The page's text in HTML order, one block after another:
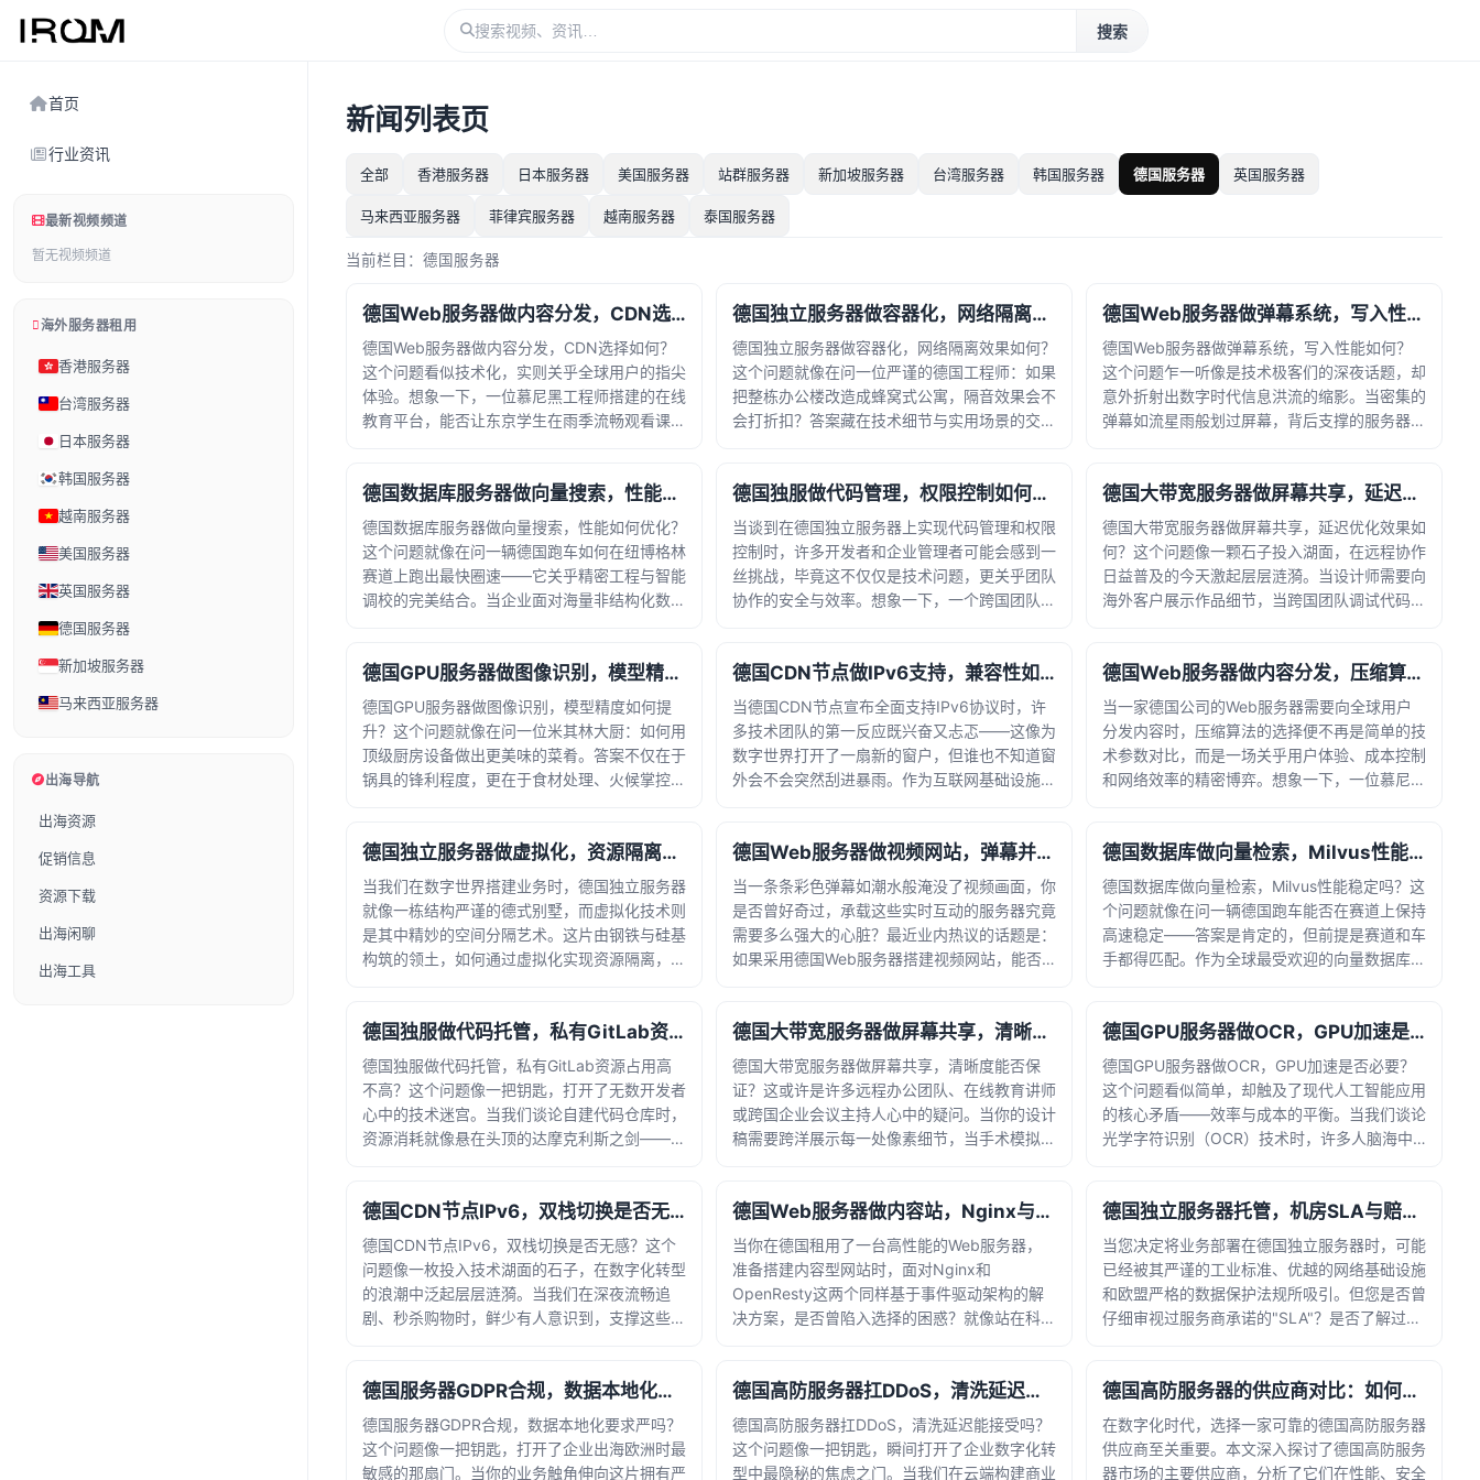
搜索
首页
行业资讯
最新视频频道
暂无视频频道
海外服务器租用
香港服务器
台湾服务器
日本服务器
韩国服务器
越南服务器
美国服务器
英国服务器
德国服务器
新加坡服务器
马来西亚服务器
出海导航
出海资源
促销信息
资源下载
出海闲聊
出海工具
新闻列表页
全部 香港服务器 日本服务器 美国服务器 站群服务器 新加坡服务器 台湾服务器 韩国服务器 德国服务器 英国服务器
马来西亚服务器 菲律宾服务器 越南服务器 泰国服务器
当前栏目：德国服务器
德国Web服务器做内容分发，CDN选择如何？
德国Web服务器做内容分发，CDN选择如何？
这个问题看似技术化，实则关乎全球用户的指尖
体验。想象一下，一位慕尼黑工程师搭建的在线
教育平台，能否让东京学生在雨季流畅观看课
张无形网络的经纬之间。德国作... · 时间：
2026-08-06 07:50:01
德国独立服务器做容器化，网络隔离效果如何？
德国独立服务器做容器化，网络隔离效果如何？
这个问题就像在问一位严谨的德国工程师：如果
把整栋办公楼改造成蜂窝式公寓，隔音效果会不
会打折扣？答案藏在技术细节与实用场景的交叉
立房间，带着自己的家具（应用... · 时间：
2026-07-31 05:51:57
德国Web服务器做弹幕系统，写入性能如何？
德国Web服务器做弹幕系统，写入性能如何？
这个问题乍一听像是技术极客们的深夜话题，却
意外折射出数字时代信息洪流的缩影。当密集的
弹幕如流星雨般划过屏幕，背后支撑的服务器正
望的精准回应。在探讨德国服务... · 时间：
2026-07-27 22:09:43
德国数据库服务器做向量搜索，性能如何优化？
德国数据库服务器做向量搜索，性能如何优化？
这个问题就像在问一辆德国跑车如何在纽博格林
赛道上跑出最快圈速——它关乎精密工程与智能
调校的完美结合。当企业面对海量非结构化数据
性，为这场数据竞赛提供了顶级... · 时间：
2026-07-23 11:47:40
德国独服做代码管理，权限控制如何实现？
当谈到在德国独立服务器上实现代码管理和权限
控制时，许多开发者和企业管理者可能会感到一
丝挑战，毕竟这不仅仅是技术问题，更关乎团队
协作的安全与效率。想象一下，一个跨国团队在
险。今天，我们就来深入探讨如... · 时间：
2026-07-19 19:28:12
德国大带宽服务器做屏幕共享，延迟优化效果如何？
德国大带宽服务器做屏幕共享，延迟优化效果如
何？这个问题像一颗石子投入湖面，在远程协作
日益普及的今天激起层层涟漪。当设计师需要向
海外客户展示作品细节，当跨国团队调试代码需
成高速公路上的车队。普通服务... · 时间：
2026-07-11 15:46:34
德国GPU服务器做图像识别，模型精度如何提升？
德国GPU服务器做图像识别，模型精度如何提
升？这个问题就像在问一位米其林大厨：如何用
顶级厨房设备做出更美味的菜肴。答案不仅在于
锅具的锋利程度，更在于食材处理、火候掌控和
能和稳定性，为图像识别提供了... · 时间：
2026-07-07 12:06:53
德国CDN节点做IPv6支持，兼容性如何测试？
当德国CDN节点宣布全面支持IPv6协议时，许
多技术团队的第一反应既兴奋又忐忑——这像为
数字世界打开了一扇新的窗户，但谁也不知道窗
外会不会突然刮进暴雨。作为互联网基础设施的
IPv4地址枯竭已成... · 时间：2026-07-03
06:56:30
德国Web服务器做内容分发，压缩算法如何选择？
当一家德国公司的Web服务器需要向全球用户
分发内容时，压缩算法的选择便不再是简单的技
术参数对比，而是一场关乎用户体验、成本控制
和网络效率的精密博弈。想象一下，一位慕尼黑
究数据，又如何流畅地传递到巴... · 时间：
2026-06-27 05:24:42
德国独立服务器做虚拟化，资源隔离效果如何？
当我们在数字世界搭建业务时，德国独立服务器
就像一栋结构严谨的德式别墅，而虚拟化技术则
是其中精妙的空间分隔艺术。这片由钢铁与硅基
构筑的领土，如何通过虚拟化实现资源隔离，成
vSphere或Prox... · 时间：2026-06-21
20:54:20
德国Web服务器做视频网站，弹幕并发写入能扛住吗？
当一条条彩色弹幕如潮水般淹没了视频画面，你
是否曾好奇过，承载这些实时互动的服务器究竟
需要多么强大的心脏？最近业内热议的话题是：
如果采用德国Web服务器搭建视频网站，能否
本质。与普通视频流不同，弹幕... · 时间：
2026-06-17 12:58:09
德国数据库做向量检索，Milvus性能稳定吗？
德国数据库做向量检索，Milvus性能稳定吗？这
个问题就像在问一辆德国跑车能否在赛道上保持
高速稳定——答案是肯定的，但前提是赛道和车
手都得匹配。作为全球最受欢迎的向量数据库之
风控的相似性分析... · 时间：2026-06-13
15:56:28
德国独服做代码托管，私有GitLab资源占用高不高？
德国独服做代码托管，私有GitLab资源占用高
不高？这个问题像一把钥匙，打开了无数开发者
心中的技术迷宫。当我们谈论自建代码仓库时，
资源消耗就像悬在头顶的达摩克利斯之剑——既
on Rail... · 时间：2026-06-09 07:35:35
德国大带宽服务器做屏幕共享，清晰度能否保证？
德国大带宽服务器做屏幕共享，清晰度能否保
证？这或许是许多远程办公团队、在线教育讲师
或跨国企业会议主持人心中的疑问。当你的设计
稿需要跨洋展示每一处像素细节，当手术模拟演
败。要理解清晰度的保障机制，我们... · 时间：
2026-06-01 11:04:00
德国GPU服务器做OCR，GPU加速是否必要？
德国GPU服务器做OCR，GPU加速是否必要？
这个问题看似简单，却触及了现代人工智能应用
的核心矛盾——效率与成本的平衡。当我们谈论
光学字符识别（OCR）技术时，许多人脑海中
复杂排版、多语言混合甚至... · 时间：2026-
05-28 11:15:36
德国CDN节点IPv6，双栈切换是否无感？
德国CDN节点IPv6，双栈切换是否无感？这个
问题像一枚投入技术湖面的石子，在数字化转型
的浪潮中泛起层层涟漪。当我们在深夜流畅追
剧、秒杀购物时，鲜少有人意识到，支撑这些体
列正以双栈架构同时运行着... · 时间：2026-
05-24 08:54:00
德国Web服务器做内容站，Nginx与OpenResty哪个更合适？
当你在德国租用了一台高性能的Web服务器，
准备搭建内容型网站时，面对Nginx和
OpenResty这两个同样基于事件驱动架构的解
决方案，是否曾陷入选择的困惑？就像站在科隆
合现代科技的玻璃观景电梯。... · 时间：2026-
05-18 15:44:25
德国独立服务器托管，机房SLA与赔付条款怎么看？
当您决定将业务部署在德国独立服务器时，可能
已经被其严谨的工业标准、优越的网络基础设施
和欧盟严格的数据保护法规所吸引。但您是否曾
仔细审视过服务商承诺的"SLA"？是否了解过那
命脉的服务协议。SLA（... · 时间：2026-05-
12 20:25:26
德国服务器GDPR合规，数据本地化要求严吗？
德国服务器GDPR合规，数据本地化要求严吗？
这个问题像一把钥匙，打开了企业出海欧洲时最
敏感的那扇门。当你的业务触角伸向这片拥有严
德国高防服务器扛DDoS，清洗延迟能接受吗？
德国高防服务器扛DDoS，清洗延迟能接受吗？
这个问题像一把钥匙，瞬间打开了企业数字化转
型中最隐秘的焦虑之门。当我们在云端构建商业
德国高防服务器的供应商对比：如何选择可靠的服务商？
在数字化时代，选择一家可靠的德国高防服务器
供应商至关重要。本文深入探讨了德国高防服务
器市场的主要供应商，分析了它们在性能、安全